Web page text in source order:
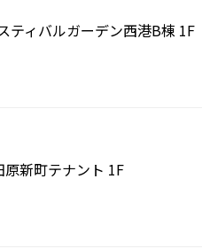
ティバルガーデン西港B棟 1F
新町テナント 1F